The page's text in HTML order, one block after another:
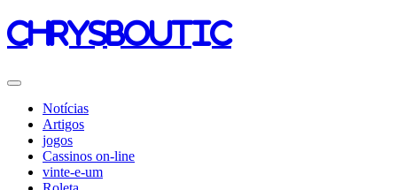
chrysboutic
Notícias
Artigos
jogos
Cassinos on-line
vinte-e-um